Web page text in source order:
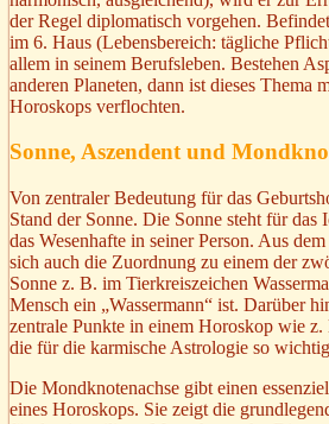
der Regel diplomatisch vorgehen.
im 6. Haus (Lebensbereich: tägliche
allem in seinem Berufsleben. Bestehen
anderen Planeten, dann ist dieses Thema
Horoskops verflochten.
Sonne, Aszendent und
Von zentraler Bedeutung für das
Stand der Sonne. Die Sonne steht für das
das Wesenhafte in seiner Person. Aus
sich auch die Zuordnung zu einem der
Sonne z. B. im Tierkreiszeichen
Mensch ein „Wassermann“ ist. Darüber
zentrale Punkte in einem Horoskop wie z.
die für die karmische Astrologie so
Die Mondknotenachse gibt einen
eines Horoskops. Sie zeigt die